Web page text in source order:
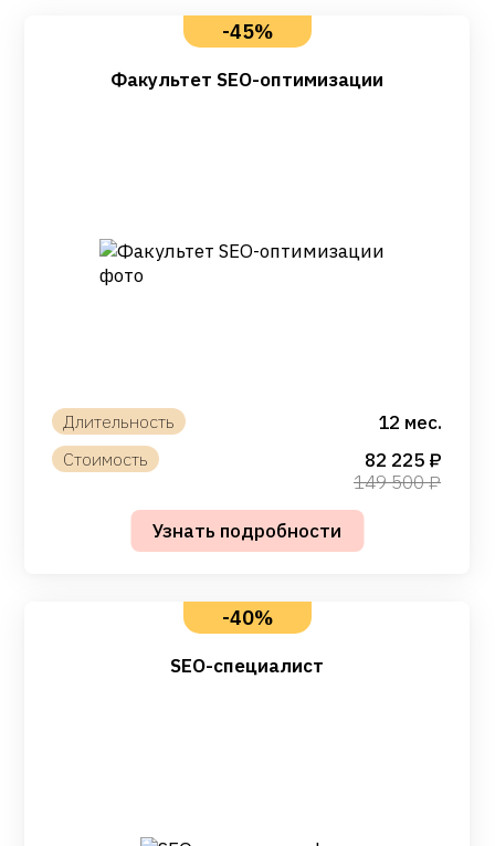
Факультет SEO-оптимизации
-45%
12 мес.
82 225
149 500
SEO-специалист
-40%